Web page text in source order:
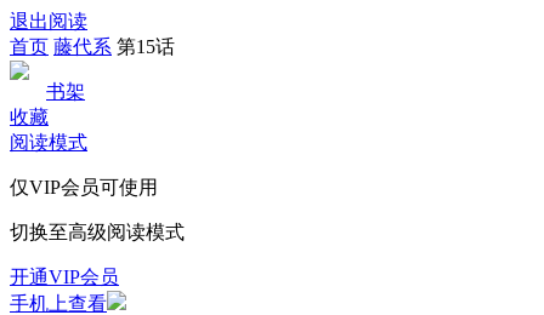
退出阅读
首页 藤代系 第15话
书架
收藏
阅读模式
仅VIP会员可使用
切换至高级阅读模式
开通VIP会员
手机上查看